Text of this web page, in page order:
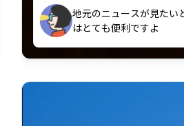
中京テレビのおもしろ番
外からも見れるの嬉しい
いつも利用させていただ